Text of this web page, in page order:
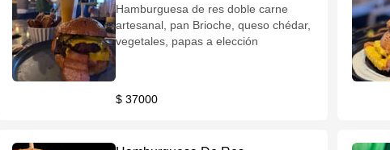
Hamburguesa de res doble carne
artesanal, pan Brioche, queso chédar,
vegetales, papas a elección
$ 37000